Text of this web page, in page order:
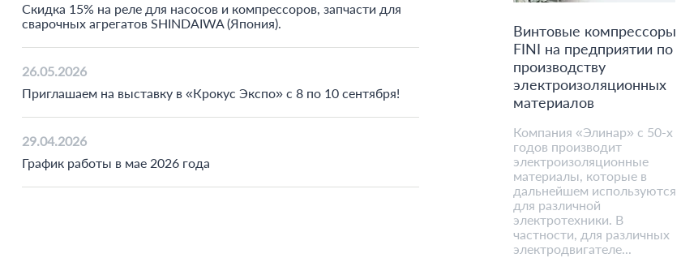
Скидка 15% на реле для насосов и компрессоров, запчасти для
сварочных агрегатов SHINDAIWA (Япония).
26.05.2026
Приглашаем на выставку в «Крокус Экспо» с 8 по 10 сентября!
29.04.2026
График работы в мае 2026 года
Винтовые компрессоры
FINI на предприятии по
производству
электроизоляционных
материалов
Компания «Элинар» с 50-х
годов производит
электроизоляционные
материалы, которые в
дальнейшем используются
для различной
электротехники. В
частности, для различных
электродвигателе...